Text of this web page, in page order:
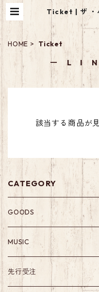
Ticket | ザ ・
HOME Ticket
ー L I
該当する商品が
CATEGORY
GOODS
Apparel
Others
MUSIC
Album
先行受注